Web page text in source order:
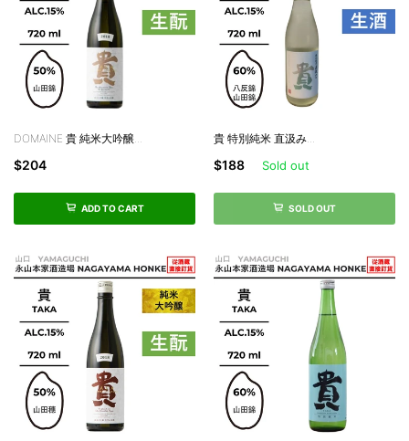
DOMAINE 貴 純米大吟醸...
$204
ADD TO CART
貴 特別純米 直汲み...
$188 Sold out
SOLD OUT